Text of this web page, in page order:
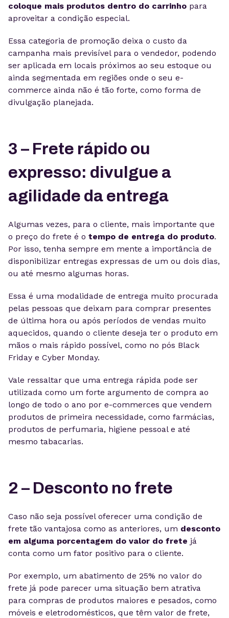
coloque mais produtos dentro do carrinho para
aproveitar a condição especial.
Essa categoria de promoção deixa o custo da
campanha mais previsível para o vendedor, podendo
ser aplicada em locais próximos ao seu estoque ou
ainda segmentada em regiões onde o seu e-
commerce ainda não é tão forte, como forma de
divulgação planejada.
3 – Frete rápido ou
expresso: divulgue a
agilidade da entrega
Algumas vezes, para o cliente, mais importante que
o preço do frete é o tempo de entrega do produto.
Por isso, tenha sempre em mente a importância de
disponibilizar entregas expressas de um ou dois dias,
ou até mesmo algumas horas.
Essa é uma modalidade de entrega muito procurada
pelas pessoas que deixam para comprar presentes
de última hora ou após períodos de vendas muito
aquecidos, quando o cliente deseja ter o produto em
mãos o mais rápido possível, como no pós Black
Friday e Cyber Monday.
Vale ressaltar que uma entrega rápida pode ser
utilizada como um forte argumento de compra ao
longo de todo o ano por e-commerces que vendem
produtos de primeira necessidade, como farmácias,
produtos de perfumaria, higiene pessoal e até
mesmo tabacarias.
2 – Desconto no frete
Caso não seja possível oferecer uma condição de
frete tão vantajosa como as anteriores, um desconto
em alguma porcentagem do valor do frete já
conta como um fator positivo para o cliente.
Por exemplo, um abatimento de 25% no valor do
frete já pode parecer uma situação bem atrativa
para compras de produtos maiores e pesados, como
móveis e eletrodomésticos, que têm valor de frete,